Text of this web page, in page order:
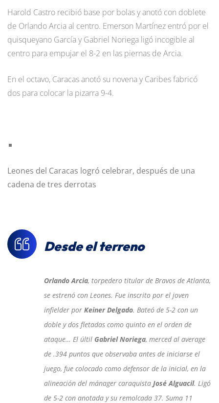
Harold Castro recibió base por bolas y anotó con doblete
de Orlando Arcia al centro. Emerson Martínez entró por el
quisqueyano García y Gabriel Noriega ligó incogible al
centro para empujar el 8-2 en las piernas de Arcia.
En el octavo, Caracas anotó su novena y Caribes fabricó
dos para colocar la pizarra 9-4.
Leones del Caracas logró celebrar, después de una
cadena de tres derrotas
Desde el terreno
Orlando Arcia, torpedero titular de Bravos de Atlanta,
se estrenó con Leones. Fue inscrito por el joven
infielder por Keiner Delgado. Bateó de 5-2 con un
doble y dos fletadas como quinto en el orden de
ataque… El últil Gabriel Noriega, merced al average
de .394 puntos que observaba antes de iniciarse el
juego, fue colocado como defensor de la inicial, en la
alineación del mánager caraquista José Alguacil. Ligó
de 5-2 con anotada y su remolcada 37. Suma 11